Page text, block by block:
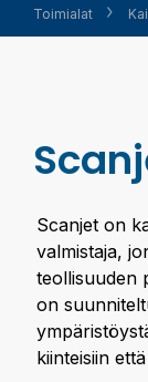
Toimialat
Scanjet on
valmistaja,
teollisuuden
on
kiinteisiin